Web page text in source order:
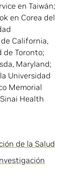
en Taiwán;
en Corea del
California,
de Toronto;
Maryland;
Universidad
Memorial
Health
de la Salud